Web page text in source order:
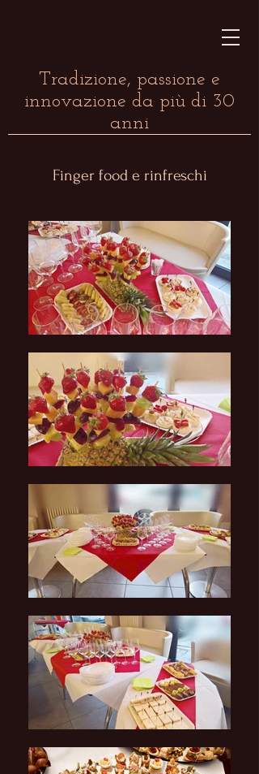
Tradizione, passione e
innovazione da più di 30
anni
Finger food e rinfreschi